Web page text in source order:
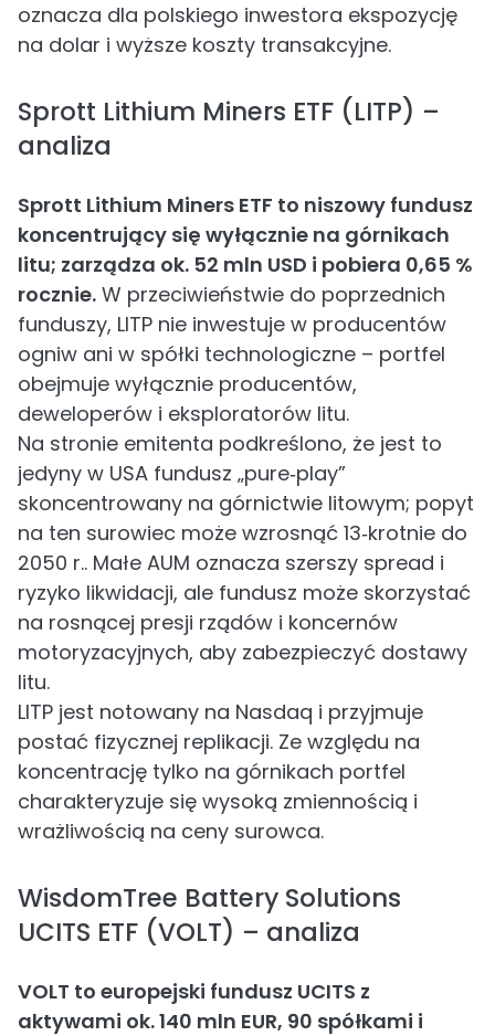
oznacza dla polskiego inwestora ekspozycję
na dolar i wyższe koszty transakcyjne.
Sprott Lithium Miners ETF (LITP) –
analiza
Sprott Lithium Miners ETF to niszowy fundusz
koncentrujący się wyłącznie na górnikach
litu; zarządza ok. 52 mln USD i pobiera 0,65 %
rocznie. W przeciwieństwie do poprzednich
funduszy, LITP nie inwestuje w producentów
ogniw ani w spółki technologiczne – portfel
obejmuje wyłącznie producentów,
deweloperów i eksploratorów litu.
Na stronie emitenta podkreślono, że jest to
jedyny w USA fundusz „pure‑play”
skoncentrowany na górnictwie litowym; popyt
na ten surowiec może wzrosnąć 13‑krotnie do
2050 r.. Małe AUM oznacza szerszy spread i
ryzyko likwidacji, ale fundusz może skorzystać
na rosnącej presji rządów i koncernów
motoryzacyjnych, aby zabezpieczyć dostawy
litu.
LITP jest notowany na Nasdaq i przyjmuje
postać fizycznej replikacji. Ze względu na
koncentrację tylko na górnikach portfel
charakteryzuje się wysoką zmiennością i
wrażliwością na ceny surowca.
WisdomTree Battery Solutions
UCITS ETF (VOLT) – analiza
VOLT to europejski fundusz UCITS z
aktywami ok. 140 mln EUR, 90 spółkami i